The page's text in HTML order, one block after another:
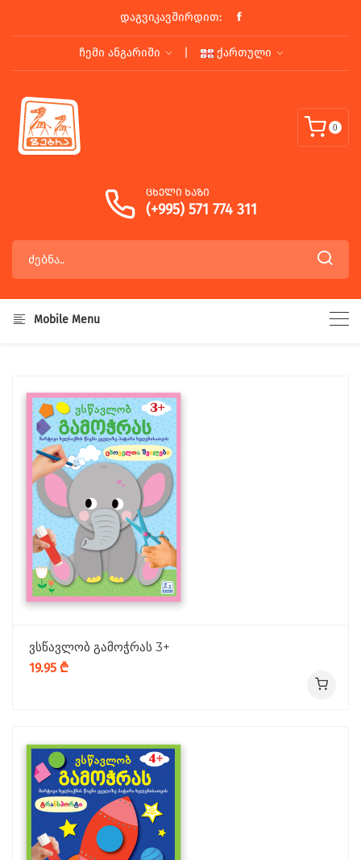
დაგვიკავშირდით:
ჩემი ანგარიში | ქართული
ცხელი ხაზი
(+995) 571 774 311
0
Mobile Menu
ვსწავლობ გამოჭრას 3+
19.95 ₾